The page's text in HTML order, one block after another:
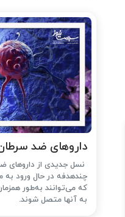
داروهای ضد
نسل جدیدی از داروهای
چندهدفه در حال ورود به
که می‌توانند به‌طور
به آنها متصل شوند.